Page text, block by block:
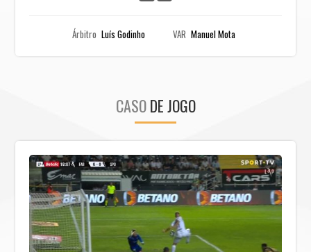
Árbitro Luís Godinho VAR Manuel Mota
CASODE JOGO